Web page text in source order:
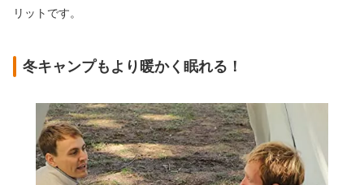
リットです。
冬キャンプもより暖かく眠れる！